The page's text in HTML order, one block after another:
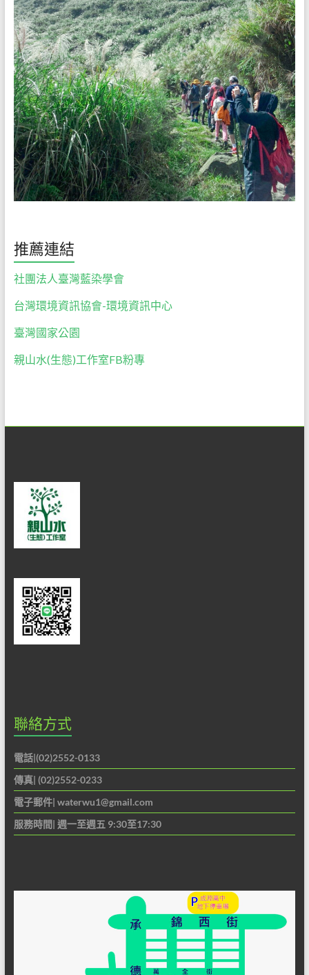
鼓
勵，
我
們
絕
對
以
尊
重
自
然
的
懇
的
態
為
家
做
解
推薦連結
社團法人臺灣藍染學會
台灣環境資訊協會-環境資訊中心
臺灣國家公園
親山水(生態)工作室FB粉專
聯絡方式
電話|(02)2552-0133
傳真| (02)2552-0233
電子郵件| waterwu1@gmail.com
服務時間| 週一至週五 9:30至17:30